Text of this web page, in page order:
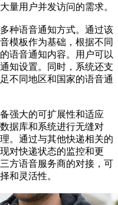
量用户并发访问的需求。
种语音通知方式。通过该
模板作为基础，根据不同
语音通知内容。用户可以
知设置。同时，系统还支
不同地区和国家的语音通
强大的可扩展性和适应
据库和系统进行无缝对
。通过与其他快递相关的
对快递状态的监控和更
方语音服务商的对接，可
和灵活性。